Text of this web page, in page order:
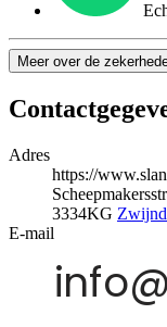
Meer over de
Adres
https://
3334KG
E-mail